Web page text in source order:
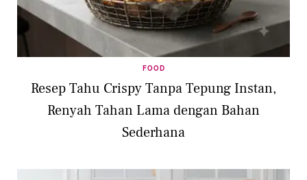
FOOD
Resep Tahu Crispy Tanpa Tepung Instan,
Renyah Tahan Lama dengan Bahan
Sederhana